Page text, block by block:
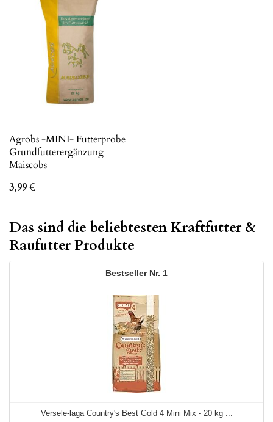
Agrobs -MINI- Futterprobe
Grundfutterergänzung
Maiscobs
3,99€
Das sind die beliebtesten Kraftfutter &
Raufutter Produkte
1
Versele-laga Country's Best Gold 4 Mini Mix - 20 kg ...